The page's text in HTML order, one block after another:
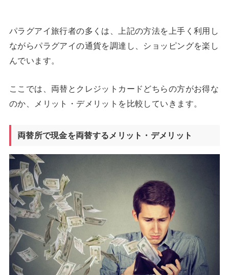
パラグアイ旅行者の多くは、上記の方法を上手く利用し
ながらパラグアイの通貨を調達し、ショッピングを楽し
んでいます。
ここでは、両替とクレジットカードどちらの方がお得な
のか、メリット・デメリットを比較していきます。
両替所で現金を両替するメリット・デメリット